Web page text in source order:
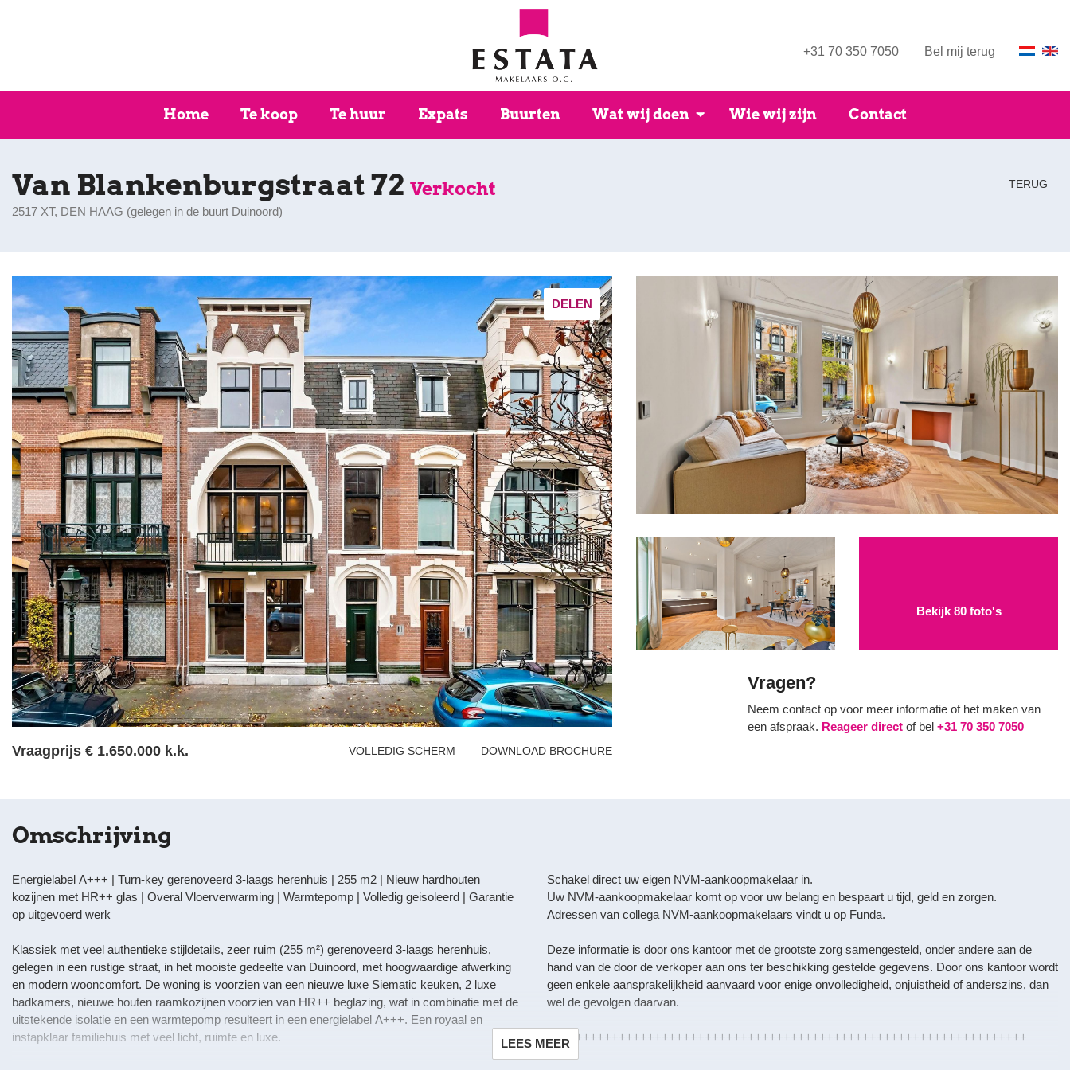
+31 70 350 7050 Bel mij terug
Home Te koop Te huur Expats Buurten Wat wij doen Wie wij zijn Contact
Van Blankenburgstraat 72 Verkocht
2517 XT, DEN HAAG (gelegen in de buurt Duinoord)
TERUG
DELEN
Vraagprijs € 1.650.000 k.k. VOLLEDIG SCHERM DOWNLOAD BROCHURE
Bekijk 80 foto's
Vragen?
Neem contact op voor meer informatie of het maken van
een afspraak. Reageer direct of bel +31 70 350 7050
Omschrijving
Energielabel A+++ | Turn-key gerenoveerd 3-laags herenhuis | 255 m2 | Nieuw hardhouten
kozijnen met HR++ glas | Overal Vloerverwarming | Warmtepomp | Volledig geisoleerd | Garantie
op uitgevoerd werk
Klassiek met veel authentieke stijldetails, zeer ruim (255 m²) gerenoveerd 3-laags herenhuis,
gelegen in een rustige straat, in het mooiste gedeelte van Duinoord, met hoogwaardige afwerking
en modern wooncomfort. De woning is voorzien van een nieuwe luxe Siematic keuken, 2 luxe
badkamers, nieuwe houten raamkozijnen voorzien van HR++ beglazing, wat in combinatie met de
uitstekende isolatie en een warmtepomp resulteert in een energielabel A+++. Een royaal en
instapklaar familiehuis met veel licht, ruimte en luxe.
Schakel direct uw eigen NVM-aankoopmakelaar in.
Uw NVM-aankoopmakelaar komt op voor uw belang en bespaart u tijd, geld en zorgen.
Adressen van collega NVM-aankoopmakelaars vindt u op Funda.
Deze informatie is door ons kantoor met de grootste zorg samengesteld, onder andere aan de
hand van de door de verkoper aan ons ter beschikking gestelde gegevens. Door ons kantoor wordt
geen enkele aansprakelijkheid aanvaard voor enige onvolledigheid, onjuistheid of anderszins, dan
wel de gevolgen daarvan.
+++++++++++++++++++++++++++++++++++++++++++++++++++++++++++++++++++
LEES MEER